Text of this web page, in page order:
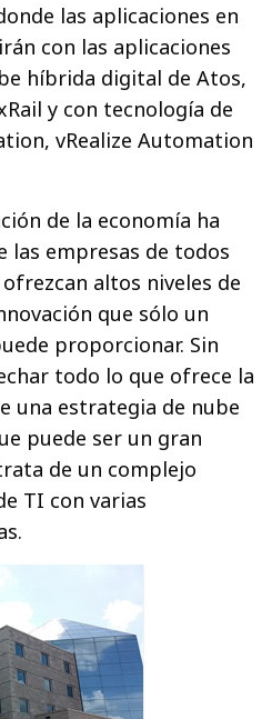
las aplicaciones en
con las aplicaciones
híbrida digital de Atos,
y con tecnología de
vRealize Automation
de la economía ha
las empresas de todos
altos niveles de
que sólo un
proporcionar. Sin
todo lo que ofrece la
una estrategia de nube
puede ser un gran
de un complejo
TI con varias